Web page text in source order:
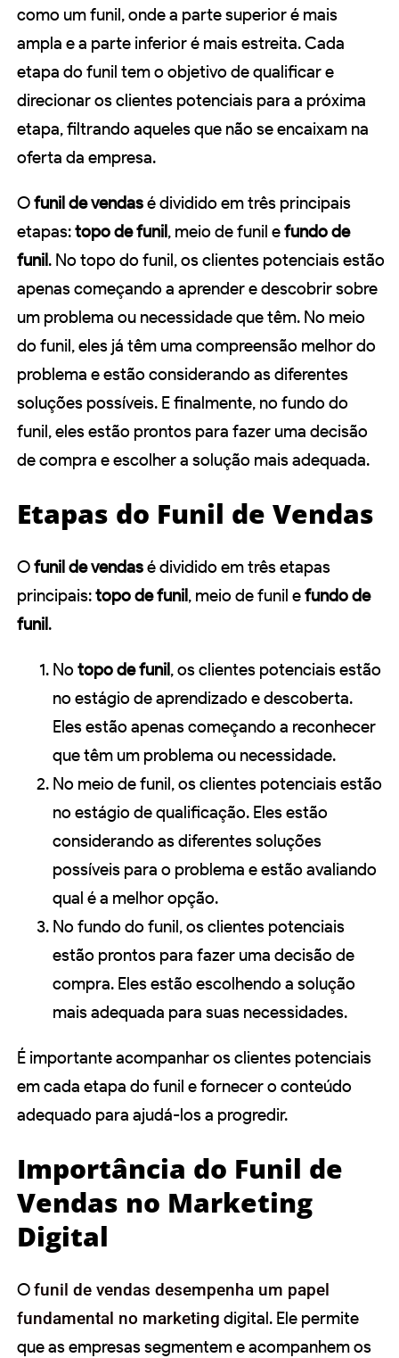
como um funil, onde a parte superior é mais
ampla e a parte inferior é mais estreita. Cada
etapa do funil tem o objetivo de qualificar e
direcionar os clientes potenciais para a próxima
etapa, filtrando aqueles que não se encaixam na
oferta da empresa.
Ofunil de vendasé dividido em três principais
etapas:topo de funil, meio de funil efundo de
funil. No topo do funil, os clientes potenciais estão
apenas começando a aprender e descobrir sobre
um problema ou necessidade que têm. No meio
do funil, eles já têm uma compreensão melhor do
problema e estão considerando as diferentes
soluções possíveis. E finalmente, no fundo do
funil, eles estão prontos para fazer uma decisão
de compra e escolher a solução mais adequada.
Etapas do Funil de Vendas
Ofunil de vendasé dividido em três etapas
principais:topo de funil, meio de funil efundo de
funil.
No topo de funil, os clientes potenciais estão
no estágio de aprendizado e descoberta.
Eles estão apenas começando a reconhecer
que têm um problema ou necessidade.
No meio de funil, os clientes potenciais estão
no estágio de qualificação. Eles estão
considerando as diferentes soluções
possíveis para o problema e estão avaliando
qual é a melhor opção.
No fundo do funil, os clientes potenciais
estão prontos para fazer uma decisão de
compra. Eles estão escolhendo a solução
mais adequada para suas necessidades.
É importante acompanhar os clientes potenciais
em cada etapa do funil e fornecer o conteúdo
adequado para ajudá-los a progredir.
Importância do Funil de
Vendas no Marketing
Digital
Ofunil de vendas desempenha um papel
fundamental no marketing digital. Ele permite
que as empresas segmentem e acompanhem os